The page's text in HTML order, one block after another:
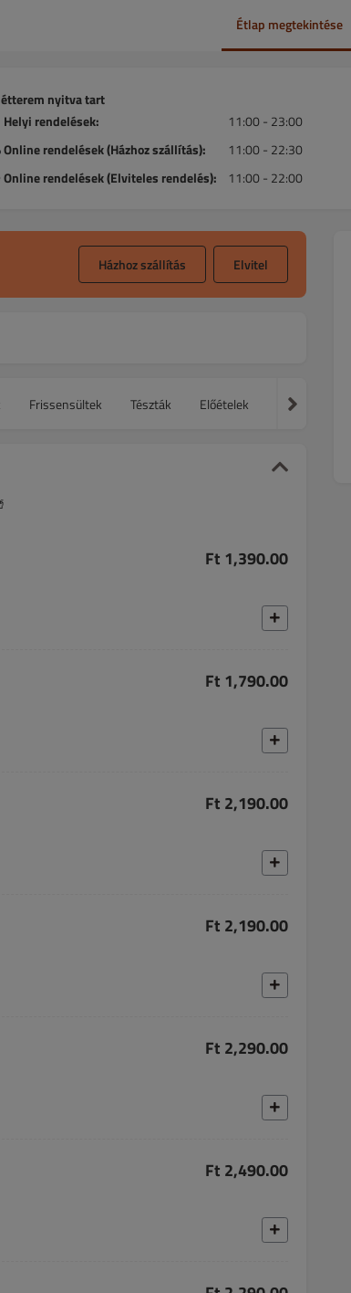
Étlap megtekintése
étterem nyitva tart
Helyi rendelések:
11:00 - 23:00
Online rendelések (Házhoz szállítás):
11:00 - 22:30
Online rendelések (Elviteles rendelés):
11:00 - 22:00
Házhoz szállítás Elvitel
Frissensültek Tészták Előételek Saláták
Ft 1,390.00
Ft 1,790.00
Ft 2,190.00
Ft 2,190.00
Ft 2,290.00
Ft 2,490.00